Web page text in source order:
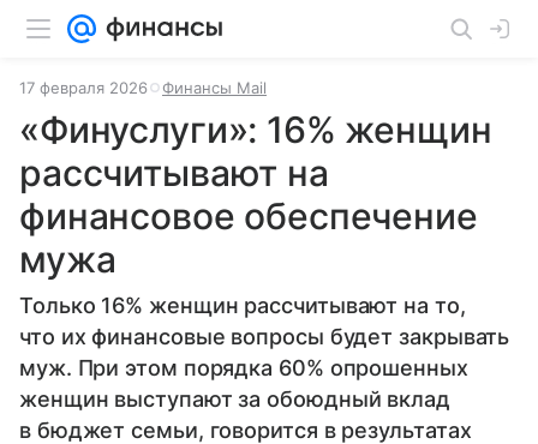
17 февраля 2026 Финансы Mail
«Финуслуги»: 16% женщин
рассчитывают на
финансовое обеспечение
мужа
Только 16% женщин рассчитывают на то,
что их финансовые вопросы будет закрывать
муж. При этом порядка 60% опрошенных
женщин выступают за обоюдный вклад
в бюджет семьи, говорится в результатах